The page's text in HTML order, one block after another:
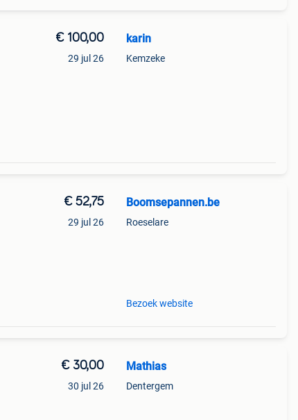
€ 100,00
29 jul 26
karin
Kemzeke
€ 52,75
29 jul 26
Boomsepannen.be
Roeselare
Bezoek website
€ 30,00
30 jul 26
Mathias
Dentergem